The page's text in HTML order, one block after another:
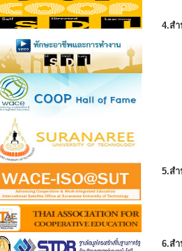
4.ส
5.ส
6.ส